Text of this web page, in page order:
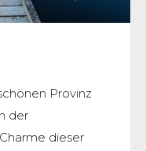
Provinz
der
dieser